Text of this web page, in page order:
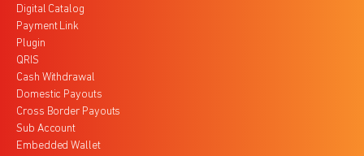
Digital Catalog
Payment Link
Plugin
QRIS
Cash Withdrawal
Domestic Payouts
Cross Border Payouts
Sub Account
Embedded Wallet